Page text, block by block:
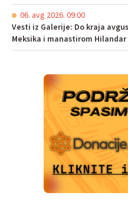
06. avg 2026. 09:00
Vesti iz Galerije: Do kraja
Meksika i manastirom Hilandar